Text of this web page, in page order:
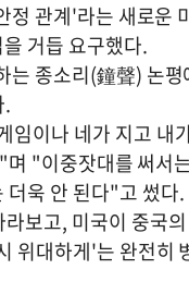
정 관계'라는 새로운
거듭 요구했다.
는 종소리(鐘聲) 논
.
임이나 네가 지고 내
"이중잣대를 써서
더욱 안 된다"고 썼다.
보고, 미국이 중국
위대하게'는 완전히